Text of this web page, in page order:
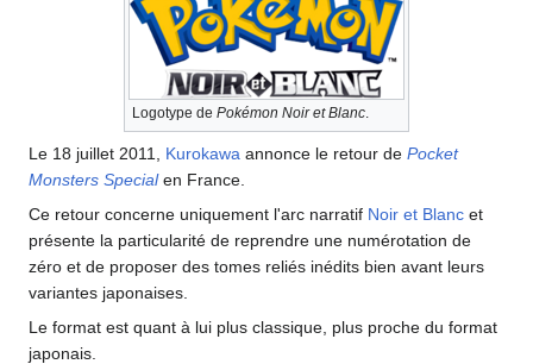
Logotype de Pokémon Noir et Blanc
Le 18 juillet 2011, Kurokawa annonce le retour de Pocket
Monsters Specialen France.
Ce retour concerne uniquement l'arc narratif Noir et Blanc et
présente la particularité de reprendre une numérotation de
zéro et de proposer des tomes reliés inédits bien avant leurs
variantes japonaises.
Le format est quant à lui plus classique, plus proche du format
japonais.